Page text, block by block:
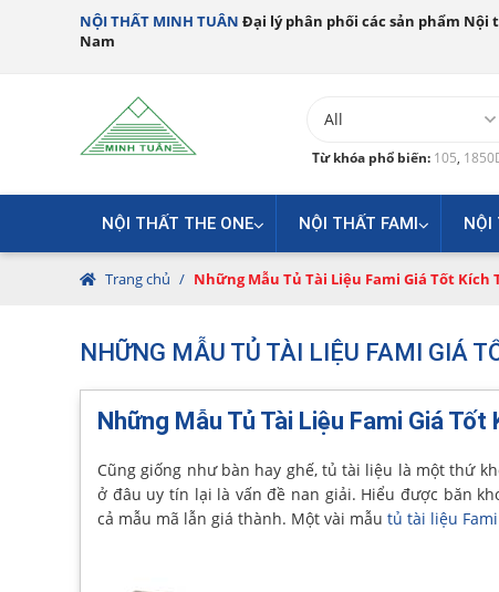
NỘI THẤT MINH TUÂN Đại lý phân phối các sản phẩm Nội
Nam
Từ khóa phổ biến: 105,
NỘI THẤT THE ONE NỘI THẤT FAMI NỘI
Trang chủ / Những Mẫu Tủ Tài Liệu Fami Giá Tốt Kích
NHỮNG MẪU TỦ TÀI LIỆU FAMI GIÁ
Những Mẫu Tủ Tài Liệu Fami Giá
Cũng giống như bàn hay ghế, tủ tài liệu là một thứ
ở đâu uy tín lại là vấn đề nan giải. Hiểu được băn
cả mẫu mã lẫn giá thành. Một vài mẫu tủ tài liệu